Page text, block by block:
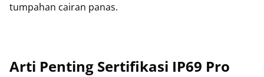
tumpahan cairan panas.
Arti Penting Sertifikasi IP69 Pro